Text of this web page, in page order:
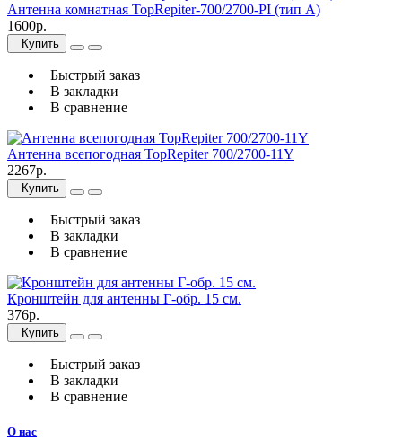
Антенна комнатная TopRepiter-700/2700-PI (тип А)
1600р.
Купить
Быстрый заказ
В закладки
В сравнение
Антенна всепогодная TopRepiter 700/2700-11Y
2267р.
Купить
Быстрый заказ
В закладки
В сравнение
Кронштейн для антенны Г-обр. 15 см.
376р.
Купить
Быстрый заказ
В закладки
В сравнение
О нас